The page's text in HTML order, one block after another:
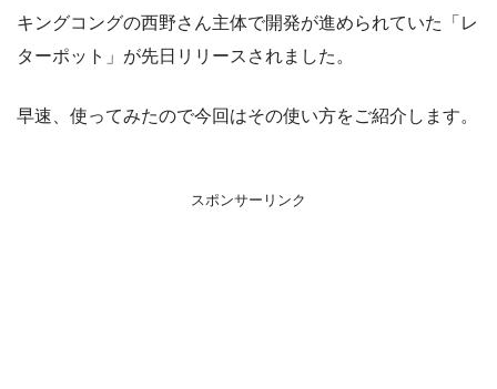
キングコングの西野さん主体で開発が進められていた「レ
ターポット」が先日リリースされました。
早速、使ってみたので今回はその使い方をご紹介します。
スポンサーリンク